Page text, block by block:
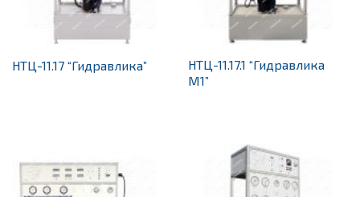
НТЦ-11.17 “Гидравлика”
НТЦ-11.17.1 “Гидравлика
М1”